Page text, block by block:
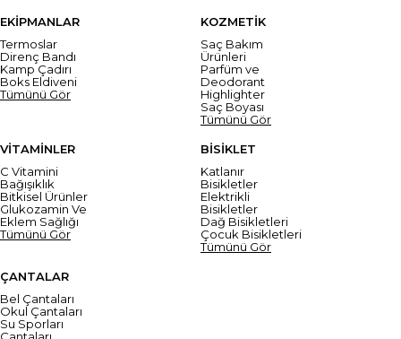
EKİPMANLAR
Termoslar
Direnç Bandı
Kamp Çadırı
Boks Eldiveni
Tümünü Gör
KOZMETİK
Saç Bakım
Ürünleri
Parfüm ve
Deodorant
Highlighter
Saç Boyası
Tümünü Gör
VİTAMİNLER
C Vitamini
Bağışıklık
Bitkisel Ürünler
Glukozamin Ve
Eklem Sağlığı
Tümünü Gör
BİSİKLET
Katlanır
Bisikletler
Elektrikli
Bisikletler
Dağ Bisikletleri
Çocuk Bisikletleri
Tümünü Gör
ÇANTALAR
Bel Çantaları
Okul Çantaları
Su Sporları
Çantaları